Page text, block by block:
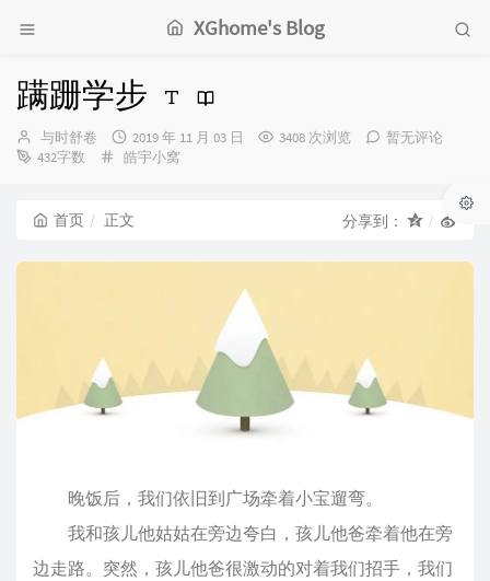
XGhome's Blog
蹒跚学步
博
主：
与时舒卷
发
布
2019 年 11 月 03 日 3408 次浏览
暂无评论
432字数
分
皓宇小窝
首页 正文 分享到：
晚饭后，我们依旧到广场牵着小宝遛弯。
我和孩儿他姑姑在旁边夸白，孩儿他爸牵着他在旁
边走路。突然，孩儿他爸很激动的对着我们招手，我们